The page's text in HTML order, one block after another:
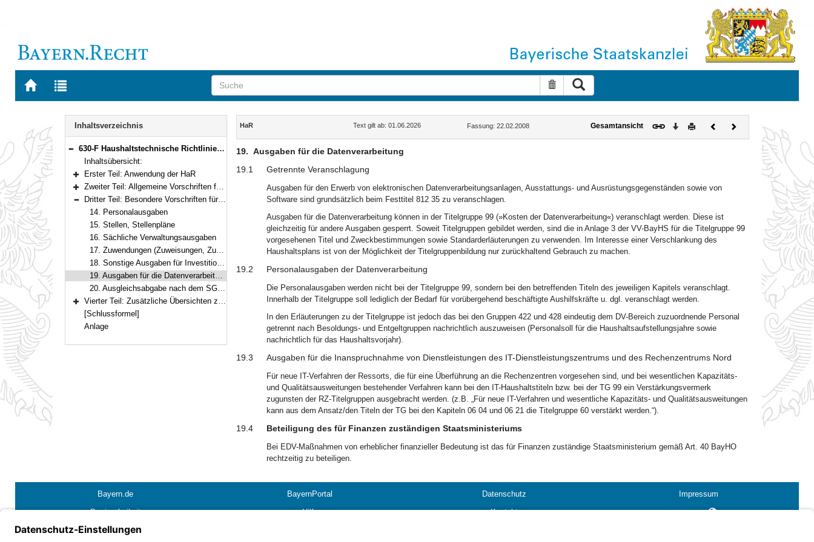
Zur
BAYERN.RECHT
Zur
letzten
Suche zurücksetzen
Navigation
Inhaltsverzeichnis
Bereich reduzieren
630-F Haushaltstechnische Richtlinien des Freistaates Bayern (Haushaltsaufstellungsrichtlinien – HaR) Bekanntmachung des Bayerischen Staatsministeriums der Finanzen vom 22. Februar 2008, Az. 11/23 - H 1007 - 002 - 6 107/08 (FMBl. S. 75)
Inhaltsübersicht:
Bereich erweitern
Erster Teil: Anwendung der HaR
Bereich erweitern
Zweiter Teil: Allgemeine Vorschriften für die Form der Veranschlagung
Bereich reduzieren
Dritter Teil: Besondere Vorschriften für die Veranschlagung einzelner Ausgabearten
14. Personalausgaben
15. Stellen, Stellenpläne
16. Sächliche Verwaltungsausgaben
17. Zuwendungen (Zuweisungen, Zuschüsse und Darlehen) an Stellen außerhalb der Staatsverwaltung
18. Sonstige Ausgaben für Investitionen (ohne Investitionsförderungsmaßnahmen)
19. Ausgaben für die Datenverarbeitung
20. Ausgleichsabgabe nach dem SGB IX
Bereich erweitern
Vierter Teil: Zusätzliche Übersichten zum Haushaltsplan
[Schlussformel]
Anlage
Inhalt
HaR Text gilt ab: 01.06.2026 Fassung: 22.02.2008 Gesamtansicht Download
DruckenVorherigesNächstes
Dokument
19. Ausgaben für die Datenverarbeitung
19.1
Getrennte Veranschlagung
Ausgaben für den Erwerb von elektronischen Datenverarbeitungsanlagen, Ausstattungs- und Ausrüstungsgegenständen sowie von
Software sind grundsätzlich beim Festtitel 812 35 zu veranschlagen.
Ausgaben für die Datenverarbeitung können in der Titelgruppe 99 (»Kosten der Datenverarbeitung«) veranschlagt werden. Diese ist
gleichzeitig für andere Ausgaben gesperrt. Soweit Titelgruppen gebildet werden, sind die in Anlage 3 der VV-BayHS für die Titelgruppe 99
vorgesehenen Titel und Zweckbestimmungen sowie Standarderläuterungen zu verwenden. Im Interesse einer Verschlankung des
Haushaltsplans ist von der Möglichkeit der Titelgruppenbildung nur zurückhaltend Gebrauch zu machen.
19.2 Personalausgaben der Datenverarbeitung
Die Personalausgaben werden nicht bei der Titelgruppe 99, sondern bei den betreffenden Titeln des jeweiligen Kapitels veranschlagt.
Innerhalb der Titelgruppe soll lediglich der Bedarf für vorübergehend beschäftigte Aushilfskräfte u. dgl. veranschlagt werden.
In den Erläuterungen zu der Titelgruppe ist jedoch das bei den Gruppen 422 und 428 eindeutig dem DV-Bereich zuzuordnende Personal
getrennt nach Besoldungs- und Entgeltgruppen nachrichtlich auszuweisen (Personalsoll für die Haushaltsaufstellungsjahre sowie
nachrichtlich für das Haushaltsvorjahr).
19.3 Ausgaben für die Inanspruchnahme von Dienstleistungen des IT-Dienstleistungszentrums und des Rechenzentrums Nord
Für neue IT-Verfahren der Ressorts, die für eine Überführung an die Rechenzentren vorgesehen sind, und bei wesentlichen Kapazitäts-
und Qualitätsausweitungen bestehender Verfahren kann bei den IT-Haushaltstiteln bzw. bei der TG 99 ein Verstärkungsvermerk
zugunsten der RZ-Titelgruppen ausgebracht werden. (z.B. „Für neue IT-Verfahren und wesentliche Kapazitäts- und Qualitätsausweitungen
kann aus dem Ansatz/den Titeln der TG bei den Kapiteln 06 04 und 06 21 die Titelgruppe 60 verstärkt werden.“).
19.4 Beteiligung des für Finanzen zuständigen Staatsministeriums
Bei EDV-Maßnahmen von erheblicher finanzieller Bedeutung ist das für Finanzen zuständige Staatsministerium gemäß Art. 40 BayHO
rechtzeitig zu beteiligen.
Bayern.de BayernPortal Datenschutz
Impressum
Barrierefreiheit
Hilfe Kontakt Kontrastwechsel